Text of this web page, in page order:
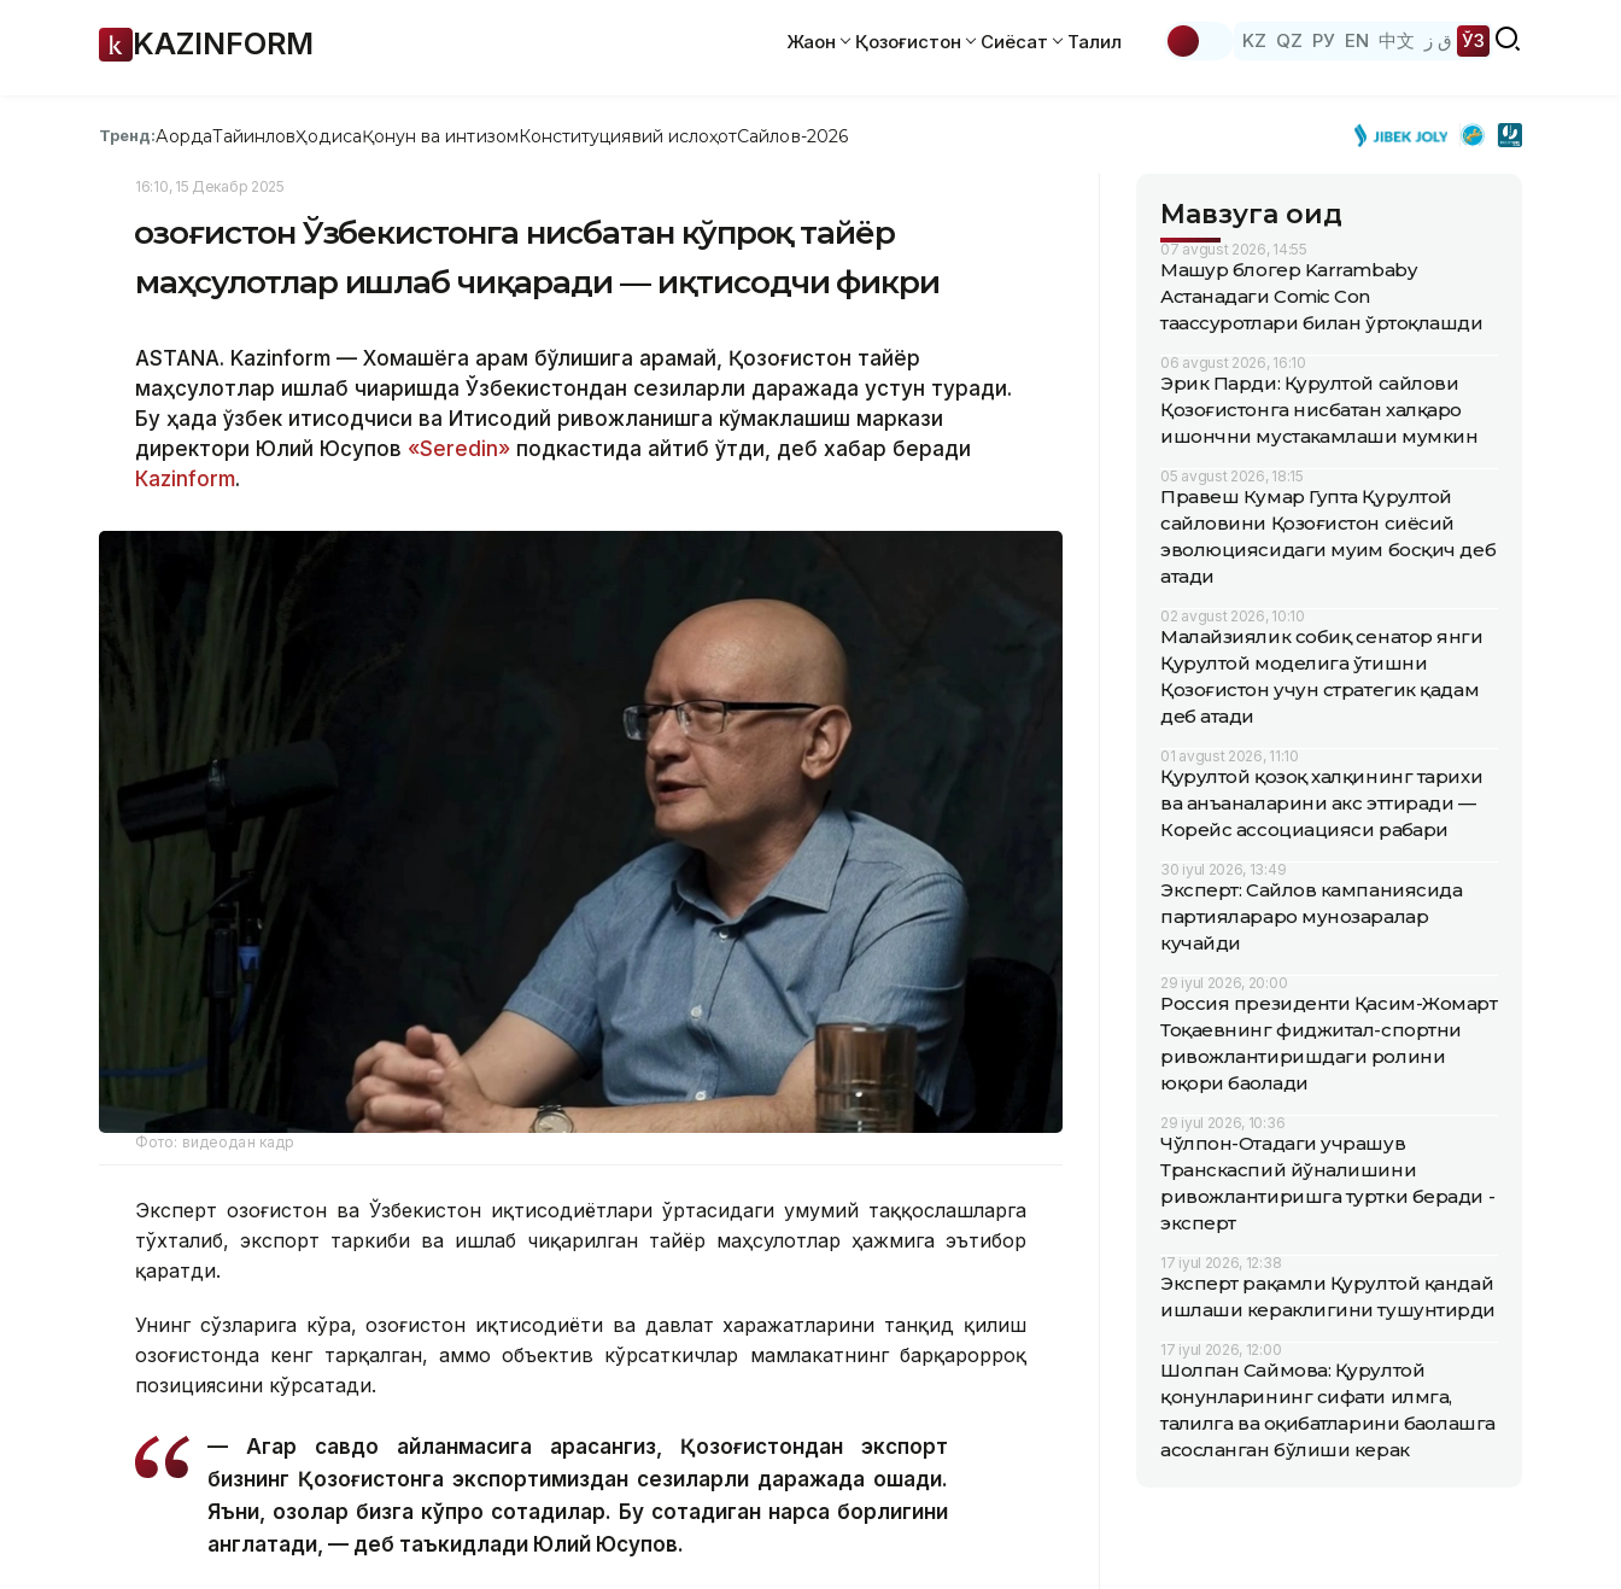
KAZINFORM Жаҳон Қозоғистон Сиёсат Таҳлил KZ QZ РУ EN 中文 ق ز ЎЗ
Тренд:АқордаТайинловҲодисаҚонун ва интизомКонституциявий ислоҳотСайлов-2026
16:10, 15 Декабр 2025
Қозоғистон Ўзбекистонга нисбатан кўпроқ тайёр
маҳсулотлар ишлаб чиқаради — иқтисодчи фикри
ASTANA. Kazinform — Хомашёга қарам бўлишига қарамай, Қозоғистон тайёр
маҳсулотлар ишлаб чиқаришда Ўзбекистондан сезиларли даражада устун туради.
Бу ҳақда ўзбек иқтисодчиси ва Иқтисодий ривожланишга кўмаклашиш маркази
директори Юлий Юсупов «Seredin» подкастида айтиб ўтди, деб хабар беради
Кazinform.
Фото: видеодан кадр
Эксперт Қозоғистон ва Ўзбекистон иқтисодиётлари ўртасидаги умумий таққослашларга
тўхталиб, экспорт таркиби ва ишлаб чиқарилган тайёр маҳсулотлар ҳажмига эътибор
қаратди.
Унинг сўзларига кўра, Қозоғистон иқтисодиёти ва давлат харажатларини танқид қилиш
Қозоғистонда кенг тарқалган, аммо объектив кўрсаткичлар мамлакатнинг барқарорроқ
позициясини кўрсатади.
— Агар савдо айланмасига қарасангиз, Қозоғистондан экспорт
бизнинг Қозоғистонга экспортимиздан сезиларли даражада ошади.
Яъни, қозоқлар бизга кўпроқ сотадилар. Бу сотадиган нарса борлигини
англатади, — деб таъкидлади Юлий Юсупов.
Мавзуга оид
07 avgust 2026, 14:55
Машҳур блогер Karrambaby
Астанадаги Comic Con
таассуротлари билан ўртоқлашди
06 avgust 2026, 16:10
Эрик Парди: Қурултой сайлови
Қозоғистонга нисбатан халқаро
ишончни мустаҳкамлаши мумкин
05 avgust 2026, 18:15
Правеш Кумар Гупта Қурултой
сайловини Қозоғистон сиёсий
эволюциясидаги муҳим босқич деб
атади
02 avgust 2026, 10:10
Малайзиялик собиқ сенатор янги
Қурултой моделига ўтишни
Қозоғистон учун стратегик қадам
деб атади
01 avgust 2026, 11:10
Қурултой қозоқ халқининг тарихи
ва анъаналарини акс эттиради —
Корейс ассоциацияси раҳбари
30 iyul 2026, 13:49
Эксперт: Сайлов кампаниясида
партиялараро мунозаралар
кучайди
29 iyul 2026, 20:00
Россия президенти Қасим-Жомарт
Тоқаевнинг фиджитал-спортни
ривожлантиришдаги ролини
юқори баҳолади
29 iyul 2026, 10:36
Чўлпон-Отадаги учрашув
Транскаспий йўналишини
ривожлантиришга туртки беради -
эксперт
17 iyul 2026, 12:38
Эксперт рақамли Қурултой қандай
ишлаши кераклигини тушунтирди
17 iyul 2026, 12:00
Шолпан Саймова: Қурултой
қонунларининг сифати илмга,
таҳлилга ва оқибатларини баҳолашга
асосланган бўлиши керак